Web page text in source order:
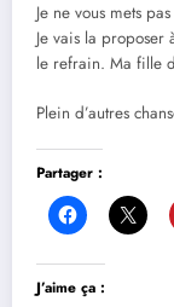
Je ne vous mets
Je vais la proposer
le refrain. Ma fille
Plein d’autres
Partager :
J’aime ça :